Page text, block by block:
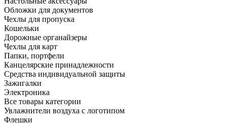
Обложки для документов
Чехлы для пропуска
Кошельки
Дорожные органайзеры
Чехлы для карт
Папки, портфели
Канцелярские принадлежности
Средства индивидуальной защиты
Зажигалки
Электроника
Все товары категории
Увлажнители воздуха с логотипом
Флешки